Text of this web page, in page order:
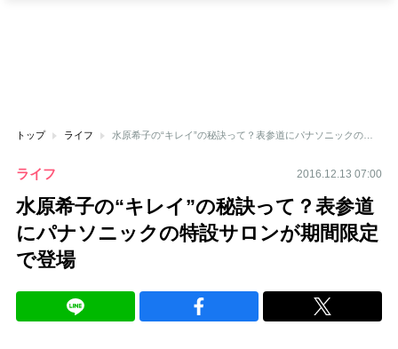
トップ ライフ 水原希子の“キレイ”の秘訣って？表参道にパナソニックの特設サロンが期間限定で登場
ライフ 2016.12.13 07:00
水原希子の“キレイ”の秘訣って？表参道
にパナソニックの特設サロンが期間限定
で登場